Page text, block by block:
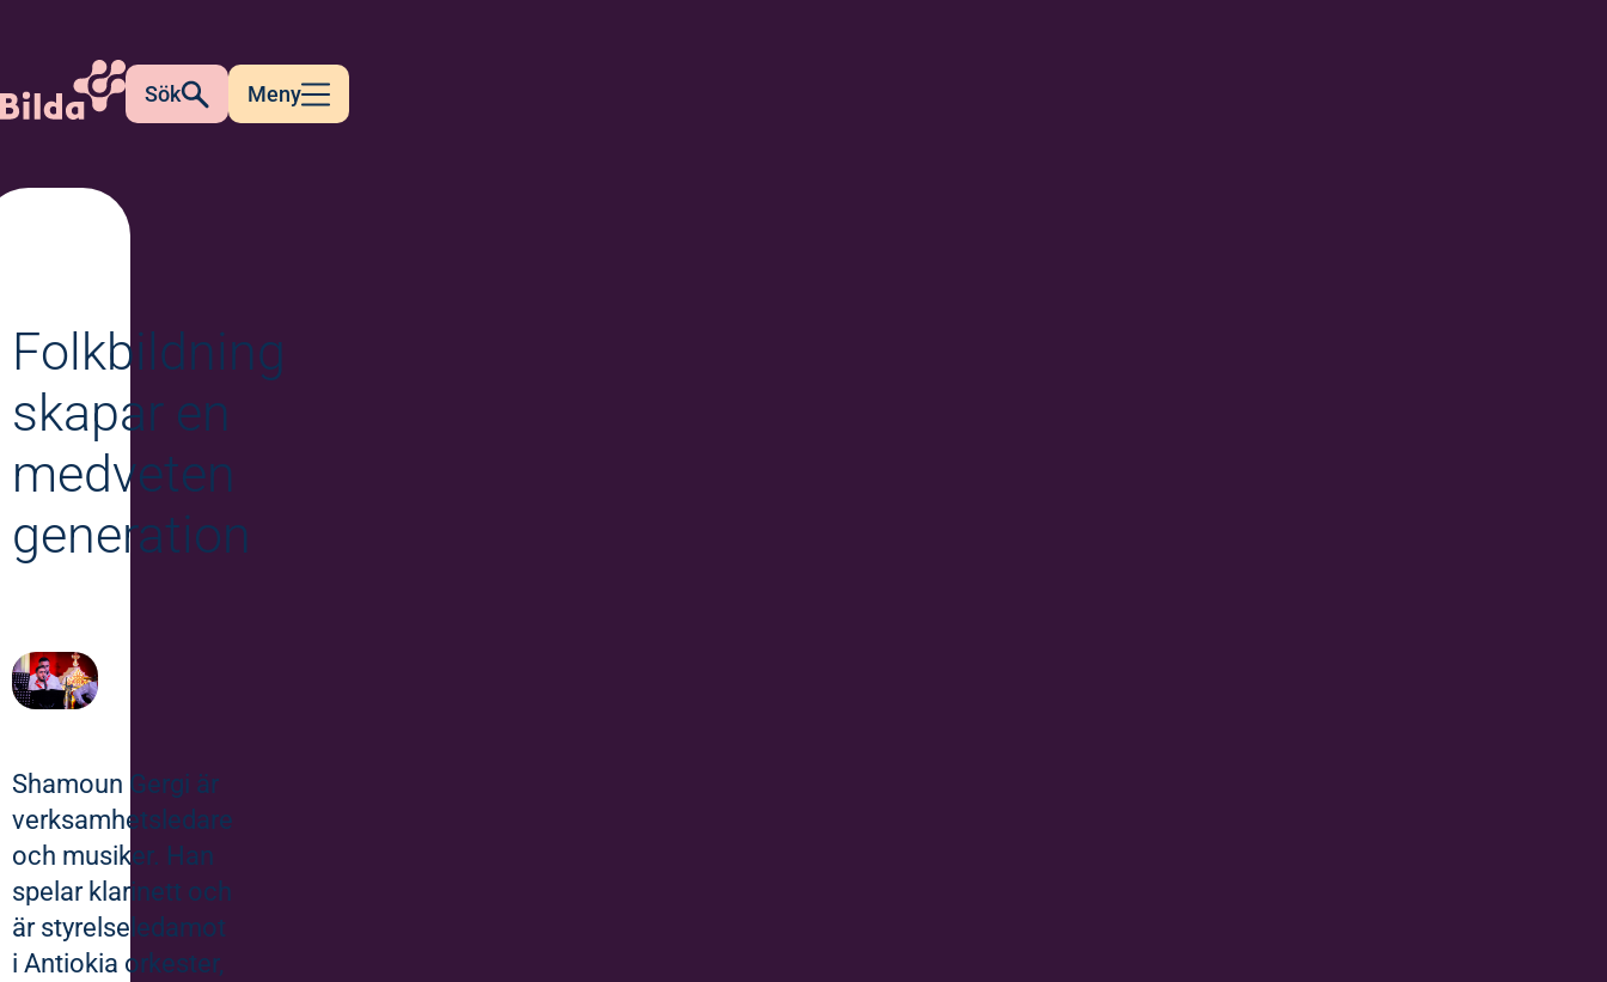
Sök Meny
Folkbildning
skapar en
medveten
generation
Shamoun Gergi är
verksamhetsledare
och musiker. Han
spelar klarinett och
är styrelseledamot
i Antiokia orkester,